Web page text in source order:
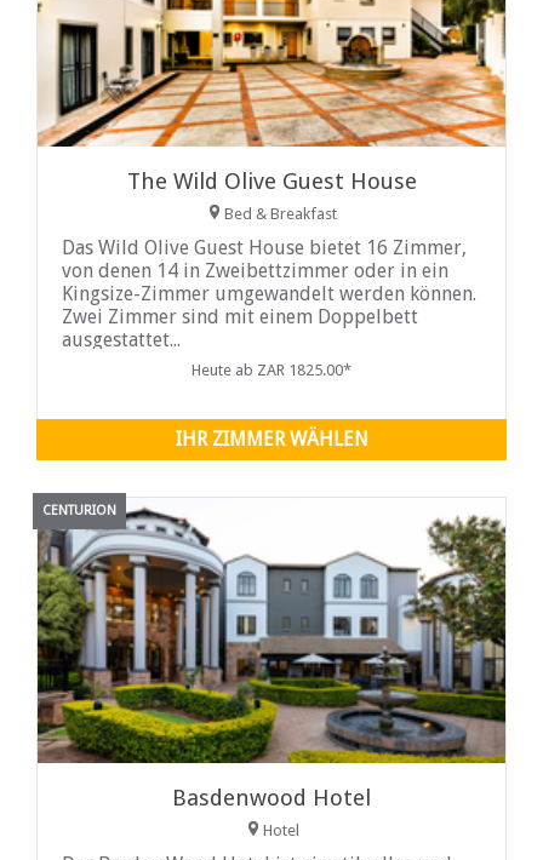
The Wild Olive Guest House
Bed & Breakfast
Das Wild Olive Guest House bietet 16 Zimmer,
von denen 14 in Zweibettzimmer oder in ein
Kingsize-Zimmer umgewandelt werden können.
Zwei Zimmer sind mit einem Doppelbett
ausgestattet...
Heute ab ZAR 1825.00*
IHR ZIMMER WÄHLEN
CENTURION
Basdenwood Hotel
Hotel